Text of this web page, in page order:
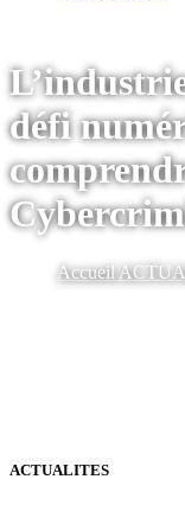
défi
Accueil
ACTUALITES